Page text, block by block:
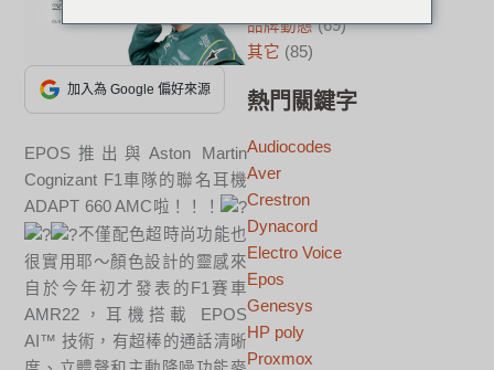
加入為 Google 偏好來源
EPOS推出與Aston Martin
Cognizant F1車隊的聯名耳機
ADAPT 660 AMC啦！！！
不僅配色超時尚功能也
很實用耶～顏色設計的靈感來
自於今年初才發表的F1賽車
AMR22，耳機搭載 EPOS
AI™ 技術，有超棒的通話清晰
品牌動態(69)
其它 (85)
熱門關鍵字
Audiocodes
Aver
Crestron
Dynacord
Electro Voice
Epos
Genesys
HP poly
Proxmox